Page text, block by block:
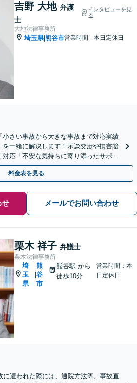
吉野 大地 弁護
士
インタビューを見
る
大地法律事務所
埼玉県|熊谷市営業時間：本日定休日
小さい事故から大きな事故まで対応実績
を一緒に解決します！示談交渉や損害賠
応「不安な気持ちに寄り添ったサポー
料金表を見る
せ メールでお問い合わせ
栗木 祥子 弁護士
栗木法律事務所
埼
玉
県
熊
谷
市
熊谷駅 から
徒歩10分
営業時間：本
日定休日
に遭われた際には、通院方法等、事故直